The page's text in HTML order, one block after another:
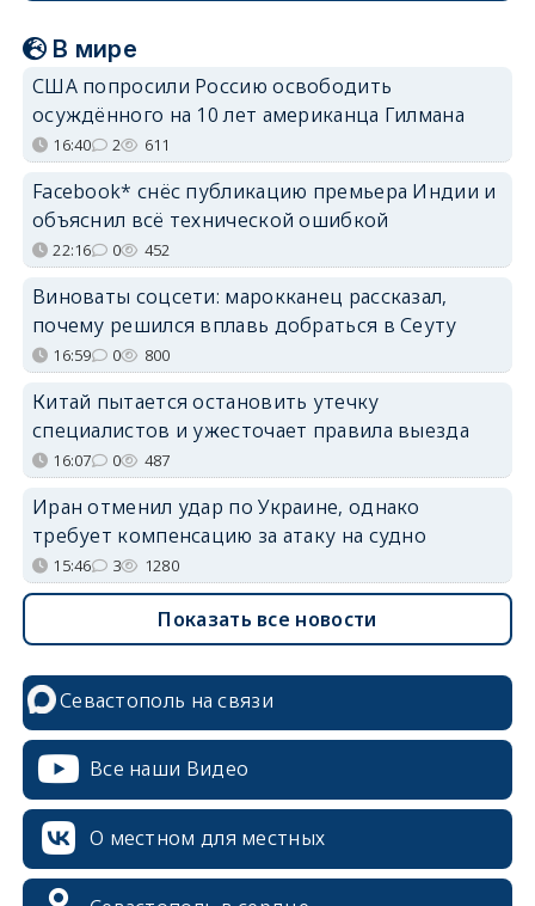
В мире
США попросили Россию освободить
осуждённого на 10 лет американца Гилмана
16:40 2 611
Facebook* снёс публикацию премьера Индии и
объяснил всё технической ошибкой
22:16 0 452
Виноваты соцсети: марокканец рассказал,
почему решился вплавь добраться в Сеуту
16:59 0 800
Китай пытается остановить утечку
специалистов и ужесточает правила выезда
16:07 0 487
Иран отменил удар по Украине, однако
требует компенсацию за атаку на судно
15:46 3 1280
Показать все новости
Севастополь на связи
Все наши Видео
О местном для местных